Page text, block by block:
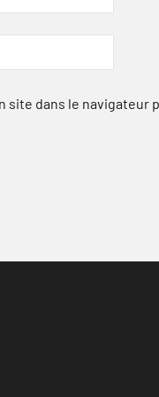
dans le navigateur